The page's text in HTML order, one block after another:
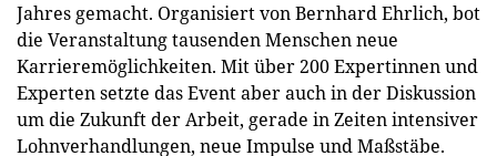
Jahres gemacht. Organisiert von Bernhard Ehrlich, bot
die Veranstaltung tausenden Menschen neue
Karrieremöglichkeiten. Mit über 200 Expertinnen und
Experten setzte das Event aber auch in der Diskussion
um die Zukunft der Arbeit, gerade in Zeiten intensiver
Lohnverhandlungen, neue Impulse und Maßstäbe.